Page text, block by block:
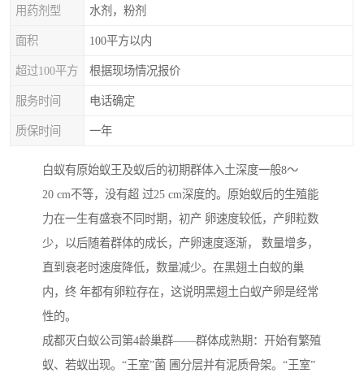
用药剂型 水剂，粉剂
面积 100平方以内
超过100平方 根据现场情况报价
服务时间 电话确定
质保时间 一年
白蚁有原始蚁王及蚁后的初期群体入土深度一般8～
20 cm不等，没有超 过25 cm深度的。原始蚁后的生殖能
力在一生有盛衰不同时期，初产 卵速度较低，产卵粒数
少，以后随着群体的成长，产卵速度逐渐， 数量增多，
直到衰老时速度降低，数量减少。在黑翅土白蚁的巢
内，终 年都有卵粒存在，这说明黑翅土白蚁产卵是经常
性的。
成都灭白蚁公司第4龄巢群——群体成熟期：开始有繁殖
蚁、若蚁出现。“王室”菌 圃分层并有泥质骨架。“王室”